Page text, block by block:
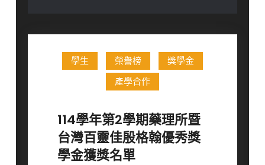
學生 榮譽榜
獎學金
產學合作
114學年第2學期藥理所暨
台灣百靈佳殷格翰優秀獎
學金獲獎名單